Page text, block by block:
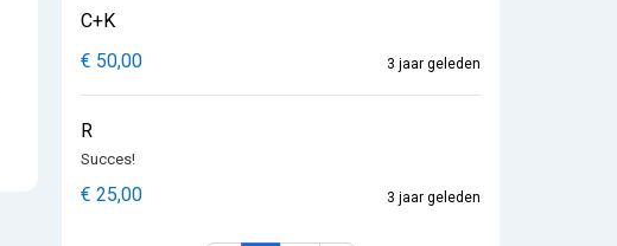
C+K
€ 50,00
3 jaar geleden
R
Succes!
€ 25,00 3 jaar geleden